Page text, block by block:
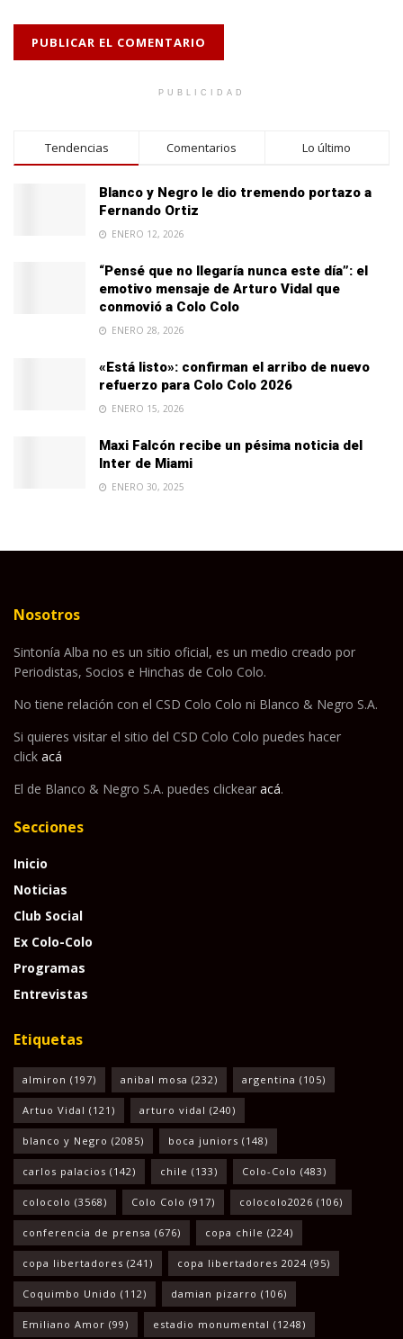
PUBLICIDAD
Tendencias Comentarios Lo último
Blanco y Negro le dio tremendo portazo a
Fernando Ortiz
ENERO 12, 2026
“Pensé que no llegaría nunca este día”: el
emotivo mensaje de Arturo Vidal que
conmovió a Colo Colo
ENERO 28, 2026
«Está listo»: confirman el arribo de nuevo
refuerzo para Colo Colo 2026
ENERO 15, 2026
Maxi Falcón recibe un pésima noticia del
Inter de Miami
ENERO 30, 2025
Nosotros
Sintonía Alba no es un sitio oficial, es un medio creado por
Periodistas, Socios e Hinchas de Colo Colo.
No tiene relación con el CSD Colo Colo ni Blanco & Negro S.A.
Si quieres visitar el sitio del CSD Colo Colo puedes hacer
click acá
El de Blanco & Negro S.A. puedes clickear acá.
Secciones
Inicio
Noticias
Club Social
Ex Colo-Colo
Programas
Entrevistas
Etiquetas
almiron (197) anibal mosa (232) argentina (105)
Artuo Vidal (121) arturo vidal (240)
blanco y Negro (2085) boca juniors (148)
carlos palacios (142) chile (133) Colo-Colo (483)
colocolo (3568) Colo Colo (917) colocolo2026 (106)
conferencia de prensa (676) copa chile (224)
copa libertadores (241) copa libertadores 2024 (95)
Coquimbo Unido (112) damian pizarro (106)
Emiliano Amor (99) estadio monumental (1248)